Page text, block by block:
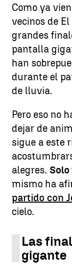
Como ya
vecinos de
grandes
pantalla
han
durante el
de lluvia.
Pero eso no
dejar de
sigue a este
alegres. Solo
mismo ha
partido con
cielo.
Las
gigante